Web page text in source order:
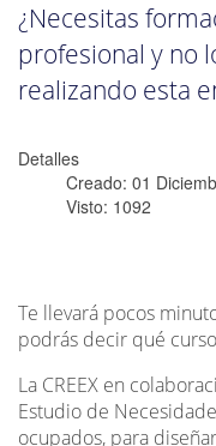
¿Necesitas
profesional y no
realizando esta
Detalles
Creado: 01
Visto: 1092
Te llevará pocos
podrás decir qué
La CREEX en
Estudio de
ocupados, para